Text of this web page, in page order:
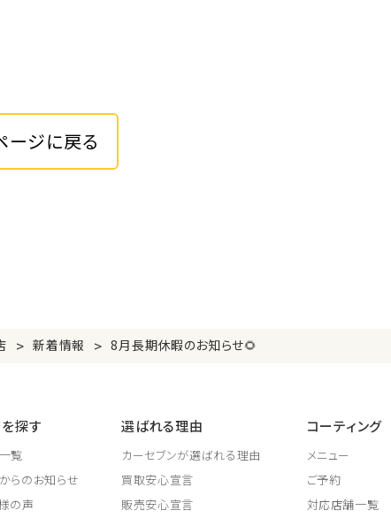
ージに戻る
> 新着情報 > 8月長期休暇のお知らせ🌻
探す
覧
らのお知らせ
の声
選ばれる理由
カーセブンが選ばれる理由
買取安心宣言
販売安心宣言
コーティング
メニュー
ご予約
対応店舗一覧